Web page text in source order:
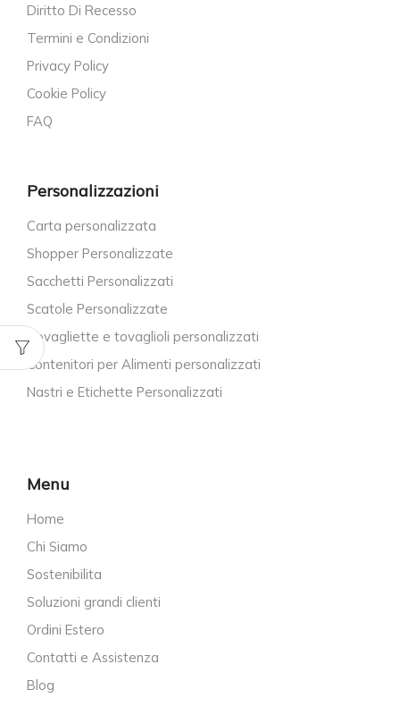
Diritto Di Recesso
Termini e Condizioni
Privacy Policy
Cookie Policy
FAQ
Personalizzazioni
Carta personalizzata
Shopper Personalizzate
Sacchetti Personalizzati
Scatole Personalizzate
Tovagliette e tovaglioli personalizzati
Contenitori per Alimenti personalizzati
Nastri e Etichette Personalizzati
Menu
Home
Chi Siamo
Sostenibilita
Soluzioni grandi clienti
Ordini Estero
Contatti e Assistenza
Blog